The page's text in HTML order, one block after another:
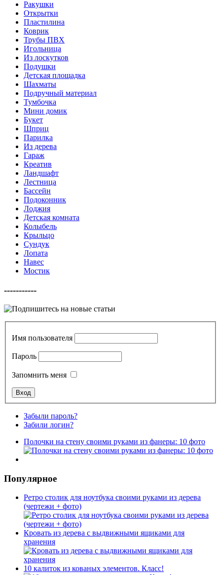
Ракушки
Открытки
Пластилина
Коврик
Трубы ПВХ
Игольница
Из лоскутков
Подушки
Детская площадка
Шахматы
Подручный материал
Тумбочка
Мини домик
Букет
Шприц
Парилка
Из дерева
Гараж
Креатив
Ландшафт
Лестница
Бассейн
Подоконник
Лоджия
Детская комната
Колыбель
Крыльцо
Сундук
Лопата
Навес
Мостик
-----------
Имя пользователя
Пароль
Запомнить меня
Забыли пароль?
Забили логин?
Полочки на стену своими руками из фанеры: 10 фото
Популярное
Ретро столик для ноутбука своими руками из дерева
(чертежи + фото)
Кровать из дерева с выдвижными ящиками для
хранения
10 калиток из кованых элементов. Класс!